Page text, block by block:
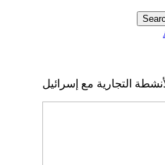
التجارية مع إسرائيل